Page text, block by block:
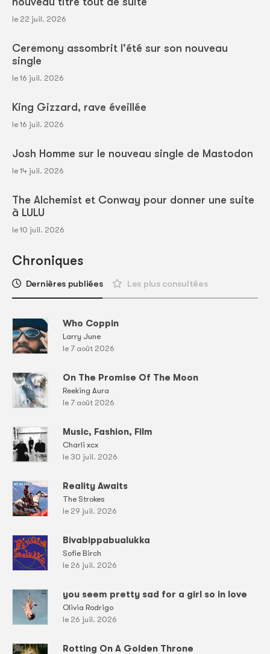
le 22 juil. 2026
Ceremony assombrit l'été sur son nouveau
single
le 16 juil. 2026
King Gizzard, rave éveillée
le 16 juil. 2026
Josh Homme sur le nouveau single de Mastodon
le 14 juil. 2026
The Alchemist et Conway pour donner une suite
à LULU
le 10 juil. 2026
Chroniques
Dernières publiées Les plus consultées
Who Coppin
Larry June
le 7 août 2026
On The Promise Of The Moon
Reeking Aura
le 7 août 2026
Music, Fashion, Film
Charli xcx
le 30 juil. 2026
Reality Awaits
The Strokes
le 29 juil. 2026
Bivabippabualukka
Sofie Birch
le 26 juil. 2026
you seem pretty sad for a girl so in love
Olivia Rodrigo
le 26 juil. 2026
Rotting On A Golden Throne